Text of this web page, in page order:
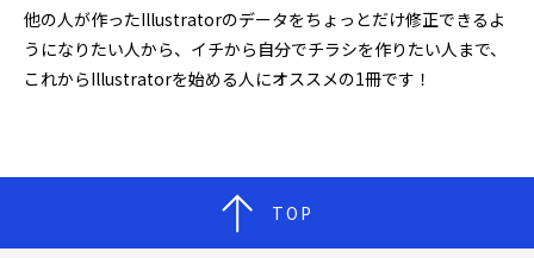
他の人が作ったIllustratorのデータをちょっとだけ修正できるよ
うになりたい人から、イチから自分でチラシを作りたい人まで、
これからIllustratorを始める人にオススメの1冊です！
TOP